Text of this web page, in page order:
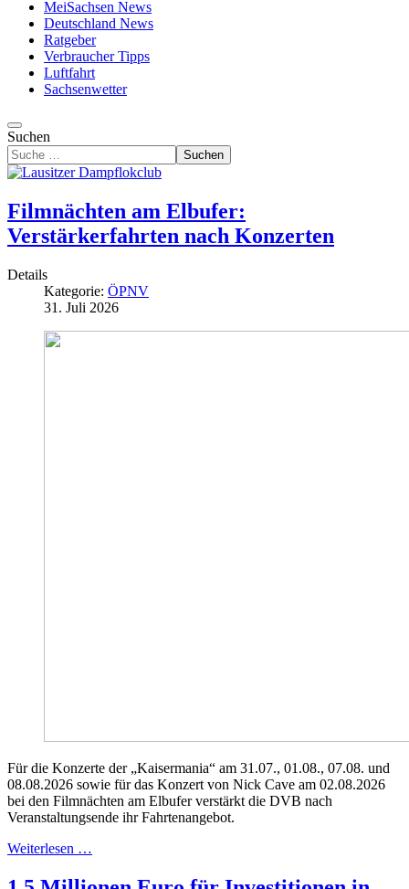
MeiSachsen News
Deutschland News
Ratgeber
Verbraucher Tipps
Luftfahrt
Sachsenwetter
Suchen
Suchen
Filmnächten am Elbufer:
Verstärkerfahrten nach Konzerten
Details
Kategorie: ÖPNV
31. Juli 2026
Für die Konzerte der „Kaisermania“ am 31.07., 01.08., 07.08. und
08.08.2026 sowie für das Konzert von Nick Cave am 02.08.2026
bei den Filmnächten am Elbufer verstärkt die DVB nach
Veranstaltungsende ihr Fahrtenangebot.
Weiterlesen …